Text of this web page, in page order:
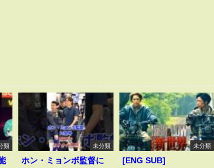
類 未分類
ホン・ミョンボ監督に
未分類
[ENG SUB]